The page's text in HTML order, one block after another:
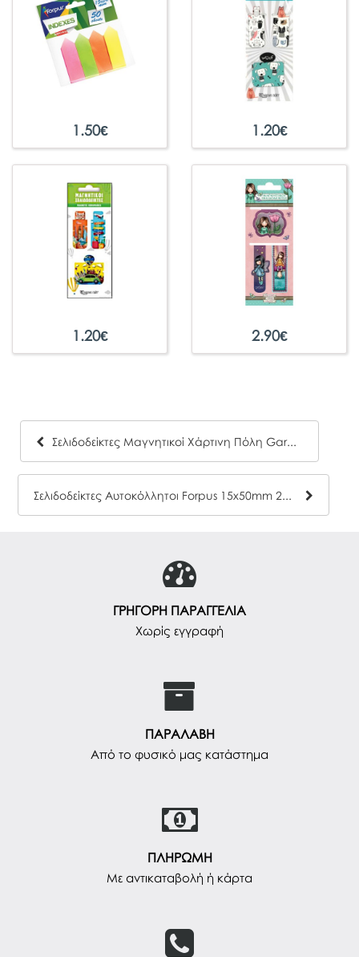
1.50€ 1.20€
1.20€ 2.90€
Σελιδοδείκτες Μαγνητικοί Χάρτινη Πόλη Garage
Σελιδοδείκτες Αυτοκόλλητοι Forpus 15x50mm 200φ
ΓΡΗΓΟΡΗ ΠΑΡΑΓΓΕΛΙΑ
Χωρίς εγγραφή
ΠΑΡΑΛΑΒΗ
Από το φυσικό μας κατάστημα
ΠΛΗΡΩΜΗ
Με αντικαταβολή ή κάρτα